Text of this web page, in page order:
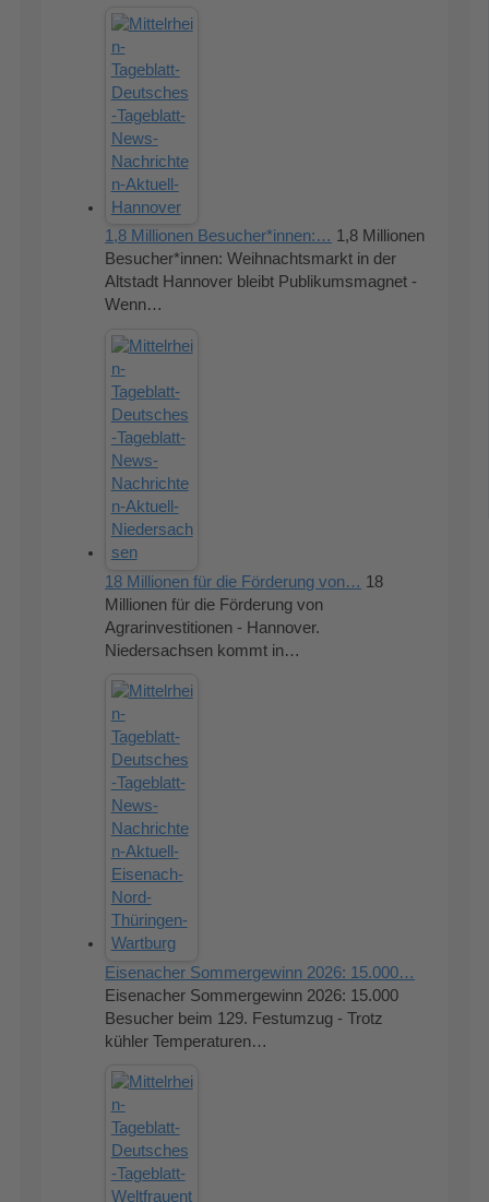
1,8 Millionen Besucher*innen:… 1,8 Millionen
Besucher*innen: Weihnachtsmarkt in der
Altstadt Hannover bleibt Publikumsmagnet -
Wenn…
18 Millionen für die Förderung von… 18
Millionen für die Förderung von
Agrarinvestitionen - Hannover.
Niedersachsen kommt in…
Eisenacher Sommergewinn 2026: 15.000…
Eisenacher Sommergewinn 2026: 15.000
Besucher beim 129. Festumzug - Trotz
kühler Temperaturen…